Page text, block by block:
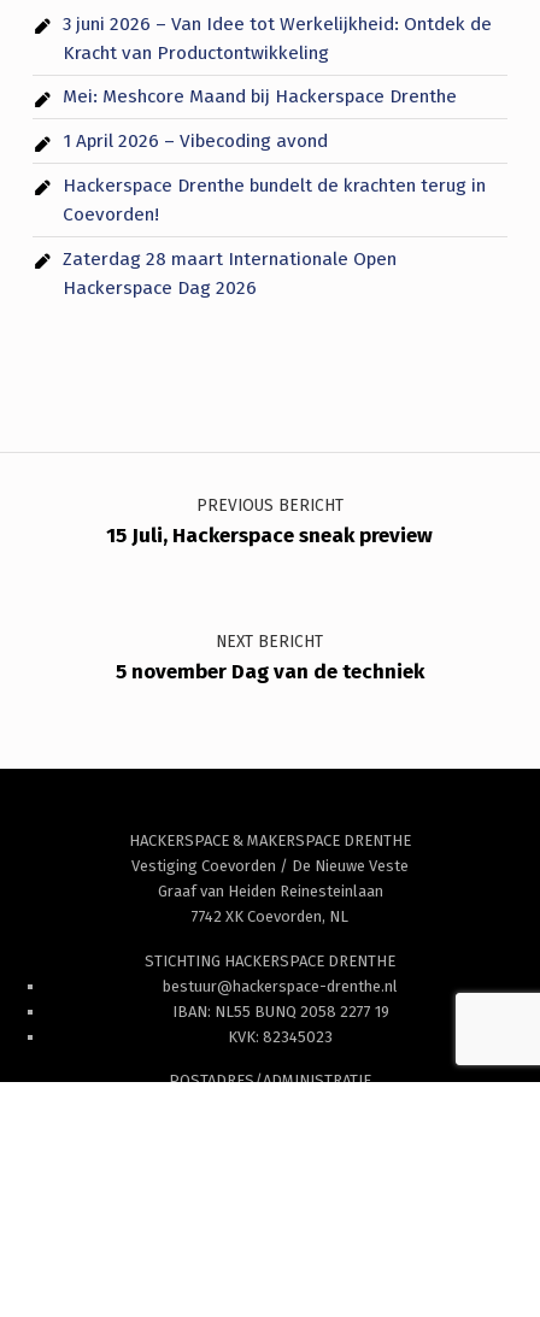
3 juni 2026 – Van Idee tot Werkelijkheid: Ontdek de
Kracht van Productontwikkeling
Mei: Meshcore Maand bij Hackerspace Drenthe
1 April 2026 – Vibecoding avond
Hackerspace Drenthe bundelt de krachten terug in
Coevorden!
Zaterdag 28 maart Internationale Open
Hackerspace Dag 2026
Bericht navigatie
PREVIOUS BERICHT
15 Juli, Hackerspace sneak preview
NEXT BERICHT
5 november Dag van de techniek
HACKERSPACE & MAKERSPACE DRENTHE
Vestiging Coevorden / De Nieuwe Veste
Graaf van Heiden Reinesteinlaan
7742 XK Coevorden, NL
STICHTING HACKERSPACE DRENTHE
bestuur@hackerspace-drenthe.nl
IBAN: NL55 BUNQ 2058 2277 19
KVK: 82345023
POSTADRES/ADMINISTRATIE